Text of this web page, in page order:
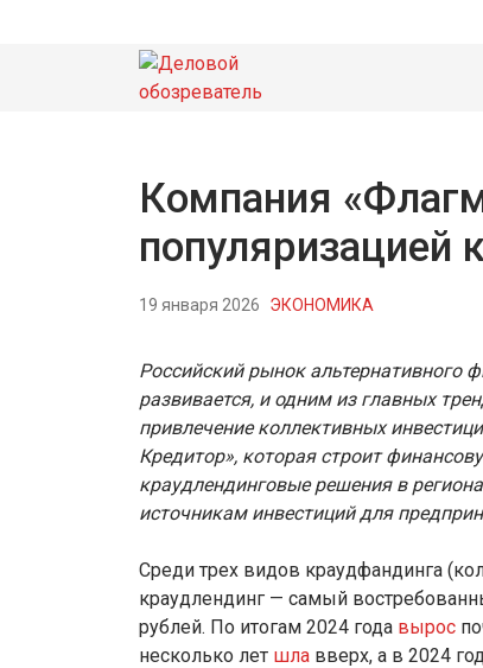
Компания
популяризацией
19 января 2026 ЭКОНОМИКА
Российский рынок альтернативного
развивается, и одним из главных
привлечение коллективных
Кредитор», которая строит
краудлендинговые решения в
источникам инвестиций для
Среди трех видов краудфандинга
краудлендинг — самый
рублей. По итогам 2024 года вырос
несколько лет шла вверх, а в 2024